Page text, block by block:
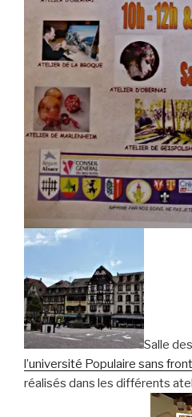
Salle
l’université Populaire sans
réalisés dans les différents